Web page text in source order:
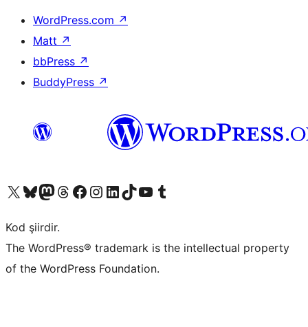
WordPress.com ↗
Matt ↗
bbPress ↗
BuddyPress ↗
X (eski Twitter) hesabımıza bakın
Bluesky hesabımızı ziyaret edinMastodon hesabımızı ziyaret edinThreads hesabımızı ziyaret edinFacebook sayfamızı ziyaret edinInstagram hesabımızı ziyaret edinLinkedIn hesabımızı ziyaret edinTikTok hesabımızı ziyaret edinYouTube kanalımızı ziyaret edinTumblr hesabımızı ziyaret edin
Kod şiirdir.
The WordPress® trademark is the intellectual property
of the WordPress Foundation.